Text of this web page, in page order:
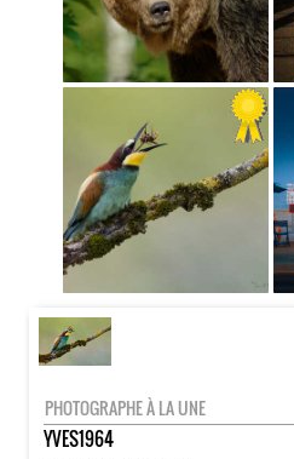
PHOTOGRAPHE À LA UNE
YVES1964